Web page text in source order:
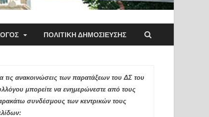
Αθηνών
Π.Ε.
ΠΟΛΙΤΙΚΉ ΔΗΜΟΣΊΕΥΣΗΣ
τις ανακοινώσεις των παρατάξεων του ΔΣ του
μπορείτε να ενημερώνεστε από τους
συνδέσμους των κεντρικών τους